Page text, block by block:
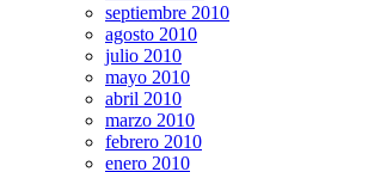
septiembre 2010
agosto 2010
julio 2010
mayo 2010
abril 2010
marzo 2010
febrero 2010
enero 2010